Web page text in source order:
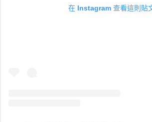
在 Instagram 查看這則貼